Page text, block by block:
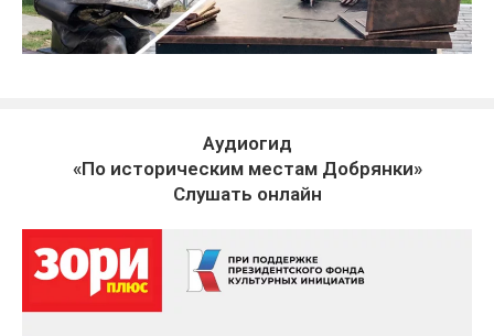
Аудиогид
«По историческим местам Добрянки»
Слушать онлайн